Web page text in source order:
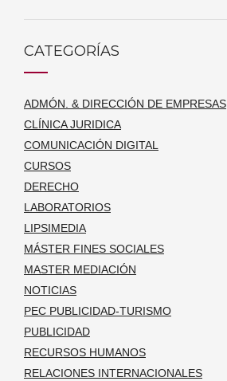
CATEGORÍAS
ADMÓN. & DIRECCIÓN DE EMPRESAS
CLÍNICA JURIDICA
COMUNICACIÓN DIGITAL
CURSOS
DERECHO
LABORATORIOS
LIPSIMEDIA
MÁSTER FINES SOCIALES
MASTER MEDIACIÓN
NOTICIAS
PEC PUBLICIDAD-TURISMO
PUBLICIDAD
RECURSOS HUMANOS
RELACIONES INTERNACIONALES